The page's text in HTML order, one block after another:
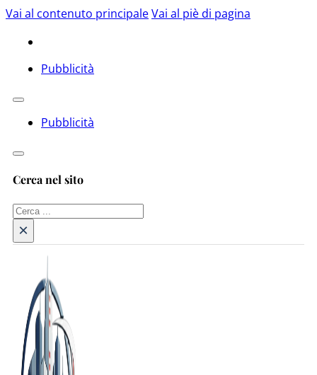
Vai al contenuto principaleVai al piè di pagina
Pubblicità
Pubblicità
Cerca nel sito
Cerca
×